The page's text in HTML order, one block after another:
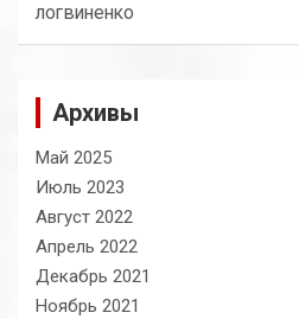
логвиненко
Архивы
Май 2025
Июль 2023
Август 2022
Апрель 2022
Декабрь 2021
Ноябрь 2021